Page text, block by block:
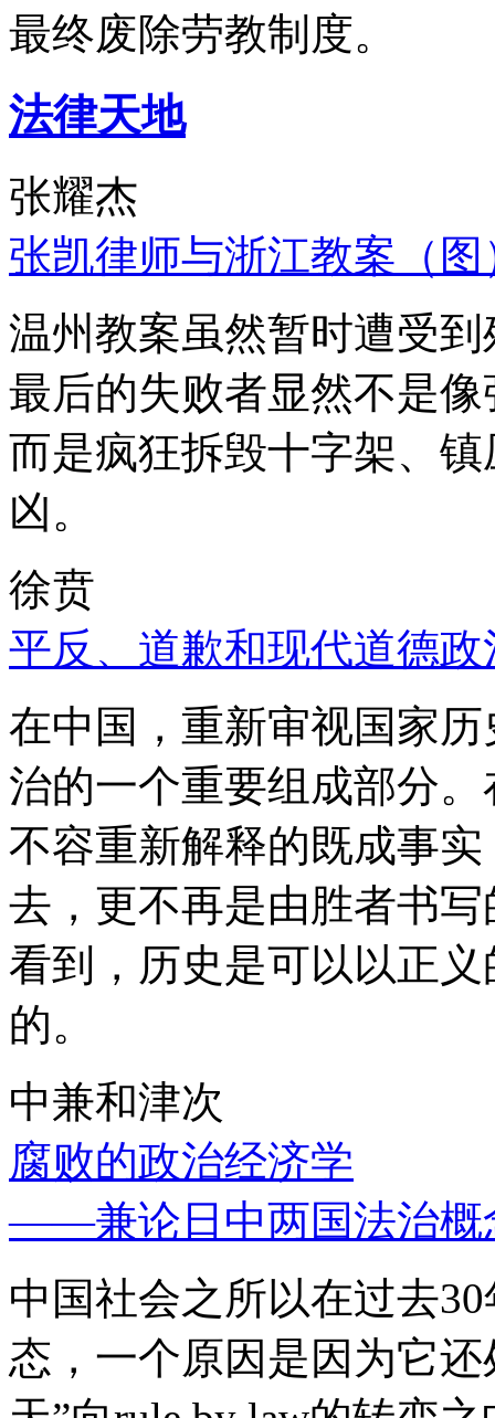
最终废除劳教制度。
法律天地
张耀杰
张凯律师与浙江教案（图
温州教案虽然暂时遭受
最后的失败者显然不是
而是疯狂拆毁十字架、
凶。
徐贲
平反、道歉和现代道德政
在中国，重新审视国家
治的一个重要组成部分
不容重新解释的既成事
去，更不再是由胜者书
看到，历史是可以以正
的。
中兼和津次
腐败的政治经济学
——兼论日中两国法治概
中国社会之所以在过去
态，一个原因是因为它